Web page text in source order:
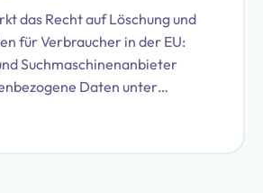
das Recht auf Löschung und
für Verbraucher in der EU:
Suchmaschinenanbieter
Daten unter
löschen. Erfahren